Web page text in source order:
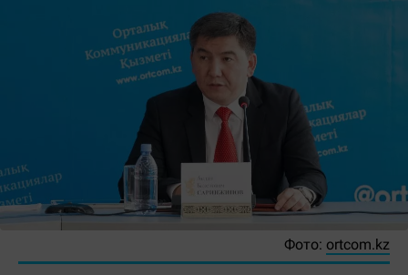
Фото: ortcom.kz